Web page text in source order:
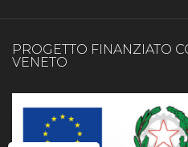
PROGETTO FINANZIATO
VENETO